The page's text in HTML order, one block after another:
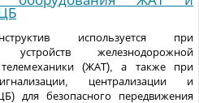
используется при
устройств железнодорожной
(ЖАТ), а также при
централизации и
для безопасного передвижения